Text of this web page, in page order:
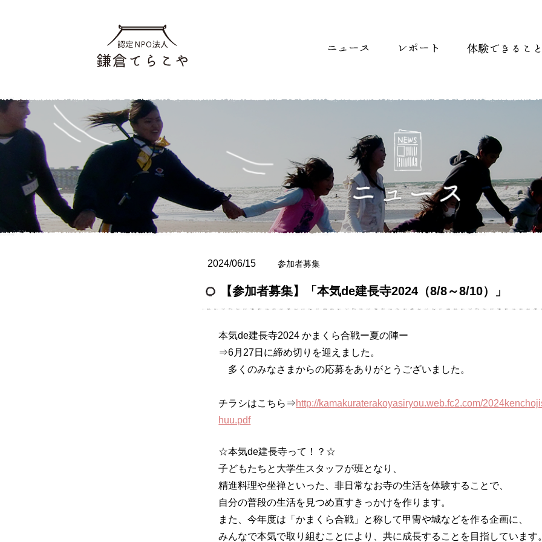
2024/06/15 参加者募集
【参加者募集】「本気de建長寺2024（8/8～8/10）」
本気de建長寺2024 かまくら合戦ー夏の陣ー
⇒6月27日に締め切りを迎えました。
多くのみなさまからの応募をありがとうございました。
チラシはこちら⇒http://kamakuraterakoyasiryou.web.fc2.com/
huu.pdf
☆本気de建長寺って！？☆
子どもたちと大学生スタッフが班となり、
精進料理や坐禅といった、非日常なお寺の生活を体験することで、
自分の普段の生活を見つめ直すきっかけを作ります。
また、今年度は「かまくら合戦」と称して甲冑や城などを作る企画に、
みんなで本気で取り組むことにより、共に成長することを目指しています